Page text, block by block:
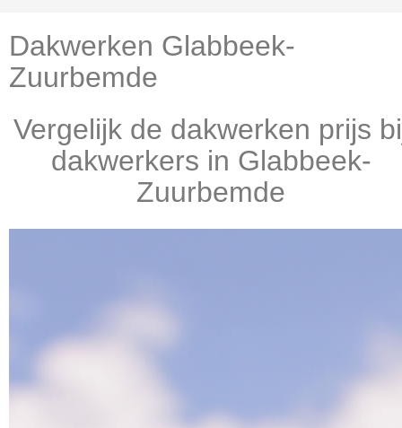
Dakwerken Glabbeek-
Zuurbemde
Vergelijk de dakwerken prijs
dakwerkers in Glabbeek-
Zuurbemde